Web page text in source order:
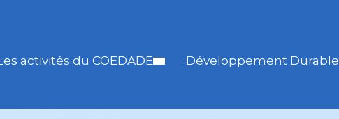
activités du COEDADE Développement Durable